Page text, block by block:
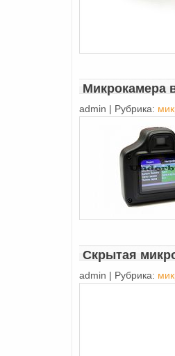
Микрокамера
admin | Рубрика:
Скрытая
admin | Рубрика: